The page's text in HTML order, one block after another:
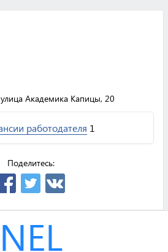
Академика Капицы, 20
работодателя 1
Поделитесь:
NEL